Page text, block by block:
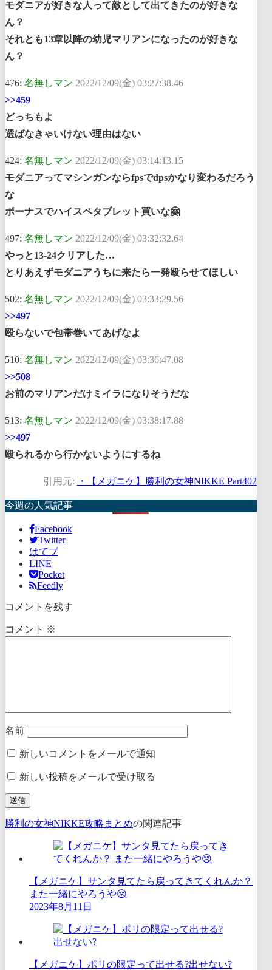
モダニアが好きな人って敵として出てきたのが好きな
ん？
それとも13章以降の幼児マリアンになったのが好きな
ん？
476: 名無しマン 2022/12/09(金) 03:27:38.46
>>459
どっちもよ
選ばなきゃいけない理由はない
424: 名無しマン 2022/12/09(金) 03:14:13.15
モダニアってマシンガンならfpsでdpsかなり変わるだろう
な
ボーナスでハイスペタブレット買いな🤗
497: 名無しマン 2022/12/09(金) 03:32:32.64
やっと13-24クリアした…
とりあえずモダニアうちに来たら一発殴らせてほしい
502: 名無しマン 2022/12/09(金) 03:33:29.56
>>497
殴らないで包帯巻いてあげなよ
510: 名無しマン 2022/12/09(金) 03:36:47.08
>>508
お前のマリアンだけミイラになりそうだな
513: 名無しマン 2022/12/09(金) 03:38:17.88
>>497
殴られるから行かないようにするね
引用元: ・【メガニケ】勝利の女神NIKKE Part402
今週の人気記事
Facebook
Twitter
はてブ
LINE
Pocket
Feedly
コメントを残す
コメント ※
名前
新しいコメントをメールで通知
新しい投稿をメールで受け取る
勝利の女神NIKKE攻略まとめの関連記事
【メガニケ】サンタ見てたら戻ってきてくれんか？
また一緒にやろうや😢
2023年8月11日
【メガニケ】ポリの限定って出せる?出せない?